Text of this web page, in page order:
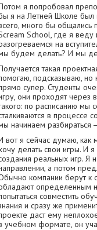
я попробовал
я на Летней Школе
много бы общались
School, где я веду
на
будем делать? И мы
такая
подсказываю, но
супер. Студенты
они проходят через
по расписанию мы
в процессе
начинаем разбираться
вот я сейчас думаю, как
делать свои игры. И
реальных игр. Я
а потом
компании берут к
определенным
совместить
и сразу же
даст ему
учебном формате, он